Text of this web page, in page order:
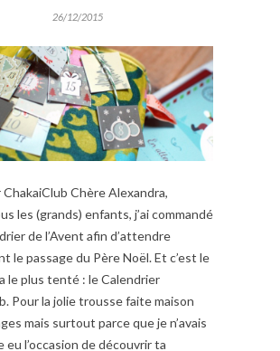
26/12/2015
Chère Alexandra,
les (grands) enfants, j’ai commandé
de l’Avent afin d’attendre
le passage du Père Noël. Et c’est le
le plus tenté : le Calendrier
Pour la jolie trousse faite maison
mais surtout parce que je n’avais
eu l’occasion de découvrir ta